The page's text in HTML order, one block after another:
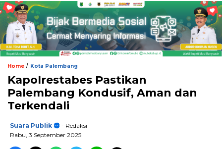
Home / Kota Palembang
Kapolrestabes Pastikan
Palembang Kondusif, Aman dan
Terkendali
Suara Publik
- Redaksi
Rabu, 3 September 2025